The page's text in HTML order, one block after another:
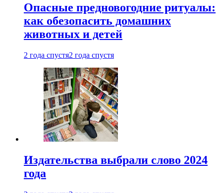
Опасные предновогодние ритуалы:
как обезопасить домашних
животных и детей
2 года спустя2 года спустя
Издательства выбрали слово 2024
года